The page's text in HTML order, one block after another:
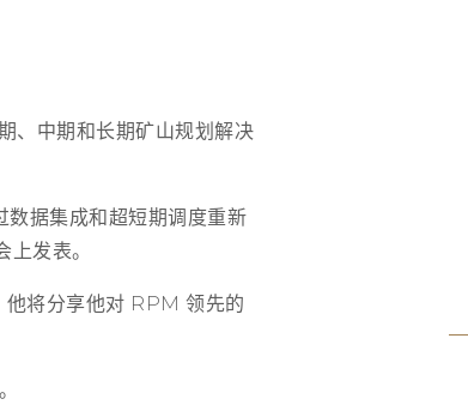
、中期和长期矿山规划解决
据集成和超短期调度重新
发表。
将分享他对 RPM 领先的